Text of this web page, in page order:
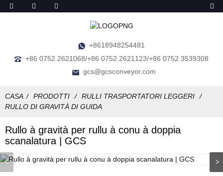
+8618948254481
+86 0752 2621068/+86 0752 2621123/+86 0752 3539308
gcs@gcsconveyor.com
CASA PRODOTTI
RULLI TRASPORTATORI LEGGERI
RULLO DI GRAVITÀ DI GUIDA
Rullo à gravità per rullu à conu à doppia
scanalatura | GCS